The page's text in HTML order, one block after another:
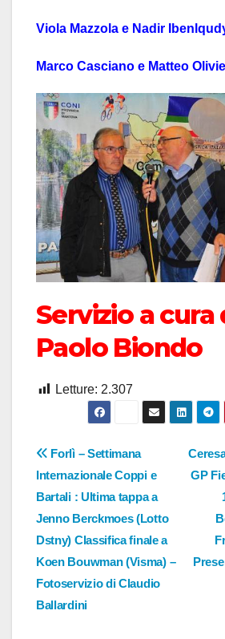
Viola Mazzola e Nadir
Marco Casciano e Matteo
Servizio a cura
Paolo Biondo
Letture: 2.307
Navigazione
articoli
GP
Forlì – Settimana
Internazionale Coppi e
Bartali : Ultima tappa a
Jenno Berckmoes (Lotto
Dstny) Classifica finale a
Koen Bouwman (Visma) –
Fotoservizio di Claudio
Ballardini